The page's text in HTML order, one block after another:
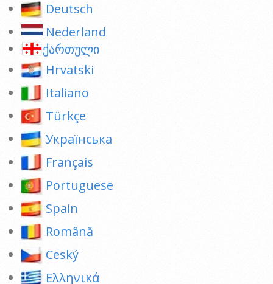
Deutsch
Nederland
ქართული
Hrvatski
Italiano
Türkçe
Українська
Français
Portuguese
Spain
Română
Ceský
Ελληνικά